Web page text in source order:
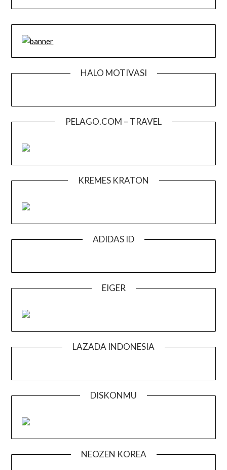
HALO MOTIVASI
PELAGO.COM – TRAVEL
KREMES KRATON
ADIDAS ID
EIGER
LAZADA INDONESIA
DISKONMU
NEOZEN KOREA